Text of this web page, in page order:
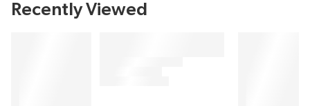
Recently Viewed